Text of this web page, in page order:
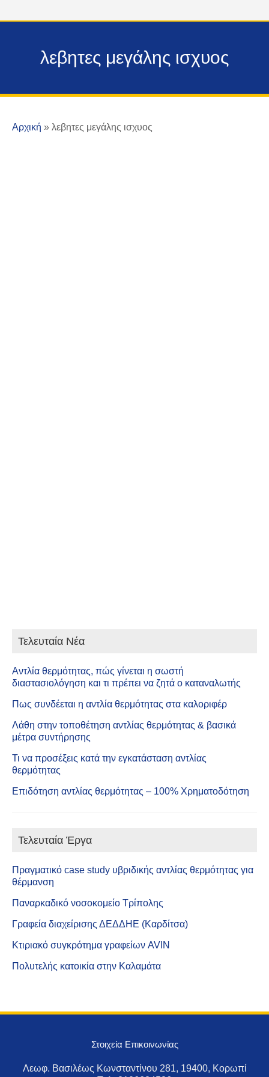
λεβητες μεγάλης ισχυος
Αρχική » λεβητες μεγάλης ισχυος
Τελευταία Νέα
Αντλία θερμότητας, πώς γίνεται η σωστή
διαστασιολόγηση και τι πρέπει να ζητά ο καταναλωτής
Πως συνδέεται η αντλία θερμότητας στα καλοριφέρ
Λάθη στην τοποθέτηση αντλίας θερμότητας & βασικά
μέτρα συντήρησης
Τι να προσέξεις κατά την εγκατάσταση αντλίας
θερμότητας
Επιδότηση αντλίας θερμότητας – 100% Χρηματοδότηση
Τελευταία Έργα
Πραγματικό case study υβριδικής αντλίας θερμότητας για
θέρμανση
Παναρκαδικό νοσοκομείο Τρίπολης
Γραφεία διαχείρισης ΔΕΔΔΗΕ (Καρδίτσα)
Κτιριακό συγκρότημα γραφείων AVIN
Πολυτελής κατοικία στην Καλαμάτα
Στοιχεία Επικοινωνίας
Λεωφ. Βασιλέως Κωνσταντίνου 281, 19400, Κορωπί